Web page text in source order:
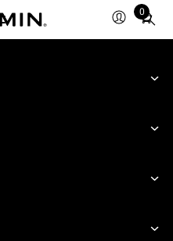
0
Total
items
cart: